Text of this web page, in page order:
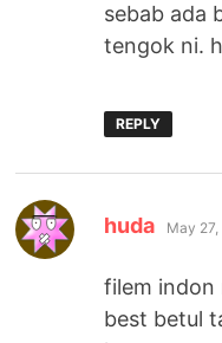
sebab ada
tengok ni.
REPLY
huda says:
May
filem indon
best betul